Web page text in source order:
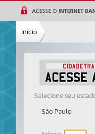
Início
Selecione seu